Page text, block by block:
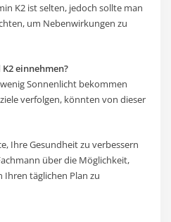
K2 ist selten, jedoch sollte man
um Nebenwirkungen zu
einnehmen?
Sonnenlicht bekommen
verfolgen, könnten von dieser
Ihre Gesundheit zu verbessern
über die Möglichkeit,
Ihren täglichen Plan zu